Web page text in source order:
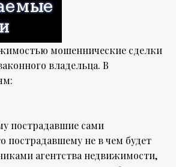
мошеннические сделки
владельца. В
пострадавшие сами
пострадавшему не в чем будет
агентства недвижимости,